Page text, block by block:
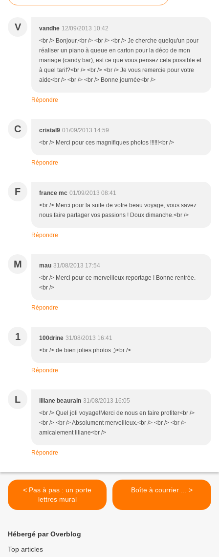
V vandhe 12/09/2013 10:42
<br /> Bonjour,<br /> <br /> <br /> Je cherche quelqu'un pour
réaliser un piano à queue en carton pour la déco de mon
mariage (candy bar), est ce que vous pensez cela possible et
à quel tarif?<br /> <br /> <br /> Je vous remercie pour votre
aide<br /> <br /> <br /> Bonne journée<br />
Répondre
C cristal9 01/09/2013 14:59
<br /> Merci pour ces magnifiques photos !!!!!!<br />
Répondre
F france mc 01/09/2013 08:41
<br /> Merci pour la suite de votre beau voyage, vous savez
nous faire partager vos passions ! Doux dimanche.<br />
Répondre
M mau 31/08/2013 17:54
<br /> Merci pour ce merveilleux reportage ! Bonne rentrée.
<br />
Répondre
1 100drine 31/08/2013 16:41
<br /> de bien jolies photos ;)<br />
Répondre
L liliane beaurain 31/08/2013 16:05
<br /> Quel joli voyage!Merci de nous en faire profiter<br />
<br /> <br /> Absolument merveilleux.<br /> <br /> <br />
amicalement liliane<br />
Répondre
< Pas à pas : un porte
lettres mural
Boîte à courrier ... >
Hébergé par Overblog
Top articles